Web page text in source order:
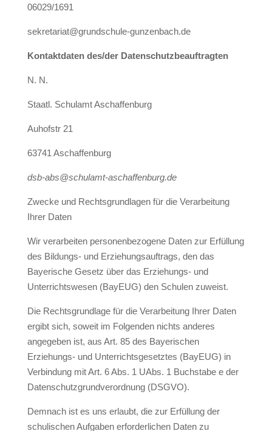
06029/1691
sekretariat@grundschule-gunzenbach.de
Kontaktdaten des/der Datenschutzbeauftragten
N. N.
Staatl. Schulamt Aschaffenburg
Auhofstr 21
63741 Aschaffenburg
dsb-abs@schulamt-aschaffenburg.de
Zwecke und Rechtsgrundlagen für die Verarbeitung
Ihrer Daten
Wir verarbeiten personenbezogene Daten zur Erfüllung
des Bildungs- und Erziehungsauftrags, den das
Bayerische Gesetz über das Erziehungs- und
Unterrichtswesen (BayEUG) den Schulen zuweist.
Die Rechtsgrundlage für die Verarbeitung Ihrer Daten
ergibt sich, soweit im Folgenden nichts anderes
angegeben ist, aus Art. 85 des Bayerischen
Erziehungs- und Unterrichtsgesetztes (BayEUG) in
Verbindung mit Art. 6 Abs. 1 UAbs. 1 Buchstabe e der
Datenschutzgrundverordnung (DSGVO).
Demnach ist es uns erlaubt, die zur Erfüllung der
schulischen Aufgaben erforderlichen Daten zu